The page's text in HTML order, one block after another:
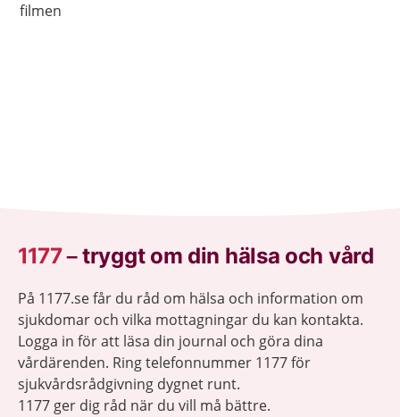
filmen
1177–tryggt om din hälsa och vård
På 1177.se får du råd om hälsa och information om
sjukdomar och vilka mottagningar du kan kontakta.
Logga in för att läsa din journal och göra dina
vårdärenden. Ring telefonnummer 1177 för
sjukvårdsrådgivning dygnet runt.
1177 ger dig råd när du vill må bättre.